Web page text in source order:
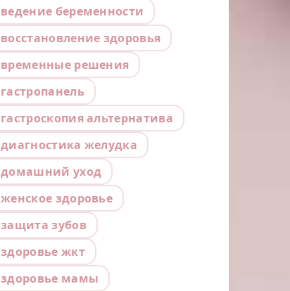
ведение беременности
восстановление здоровья
временные решения
гастропанель
гастроскопия альтернатива
диагностика желудка
домашний уход
женское здоровье
защита зубов
здоровье жкт
здоровье мамы